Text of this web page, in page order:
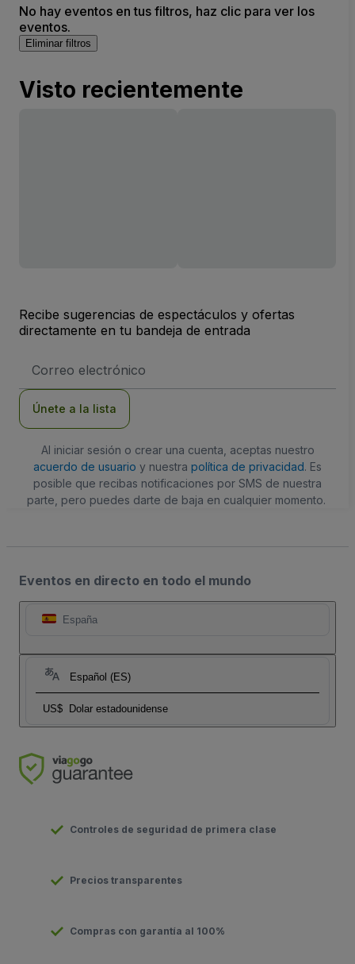
No hay eventos en tus filtros, haz clic para ver los
eventos.
Eliminar filtros
Visto recientemente
Recibe sugerencias de espectáculos y ofertas
directamente en tu bandeja de entrada
de
Únete a la lista
Al iniciar sesión o crear una cuenta, aceptas nuestro
acuerdo de usuario y nuestra política de privacidad. Es
posible que recibas notificaciones por SMS de nuestra
parte, pero puedes darte de baja en cualquier momento.
Eventos en directo en todo el mundo
España
Español (ES)
US$ Dolar estadounidense
Controles de seguridad de primera clase
Precios transparentes
Compras con garantía al 100%